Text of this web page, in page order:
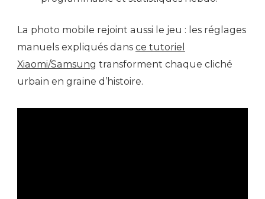
La photo mobile rejoint aussi le jeu : les réglages
manuels expliqués dans ce tutoriel
Xiaomi/Samsung transforment chaque cliché
urbain en graine d’histoire.